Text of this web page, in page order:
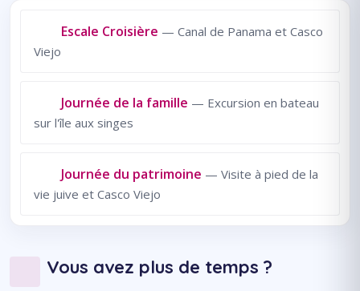
Escale Croisière — Canal de Panama et Casco
Viejo
Journée de la famille — Excursion en bateau
sur l'île aux singes
Journée du patrimoine — Visite à pied de la
vie juive et Casco Viejo
Vous avez plus de temps ?